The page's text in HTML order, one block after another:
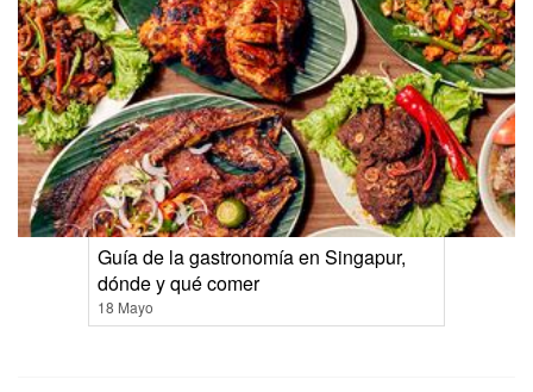
Guía de la gastronomía en Singapur,
dónde y qué comer
18 Mayo